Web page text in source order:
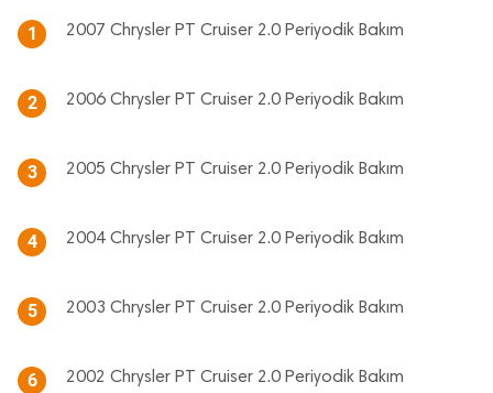
1 2007 Chrysler PT Cruiser 2.0 Periyodik Bakım
2 2006 Chrysler PT Cruiser 2.0 Periyodik Bakım
3 2005 Chrysler PT Cruiser 2.0 Periyodik Bakım
4 2004 Chrysler PT Cruiser 2.0 Periyodik Bakım
5 2003 Chrysler PT Cruiser 2.0 Periyodik Bakım
6 2002 Chrysler PT Cruiser 2.0 Periyodik Bakım